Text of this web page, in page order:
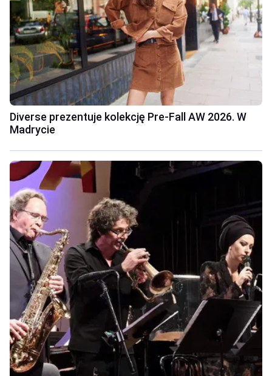
Diverse prezentuje kolekcję Pre-Fall AW 2026. W
Madrycie